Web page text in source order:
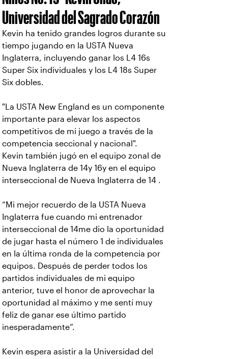
Universidad del Sagrado Corazón
Kevin ha tenido grandes logros durante su
tiempo jugando en la USTA Nueva
Inglaterra, incluyendo ganar los L4 16s
Super Six individuales y los L4 18s Super
Six dobles.
"La USTA New England es un componente
importante para elevar los aspectos
competitivos de mi juego a través de la
competencia seccional y nacional".
Kevin también jugó en el equipo zonal de
Nueva Inglaterra de 14y 16y en el equipo
interseccional de Nueva Inglaterra de 14 .
“Mi mejor recuerdo de la USTA Nueva
Inglaterra fue cuando mi entrenador
interseccional de 14me dio la oportunidad
de jugar hasta el número 1 de individuales
en la última ronda de la competencia por
equipos. Después de perder todos los
partidos individuales de mi equipo
anterior, tuve el honor de aprovechar la
oportunidad al máximo y me sentí muy
feliz de ganar ese último partido
inesperadamente”.
Kevin espera asistir a la Universidad del